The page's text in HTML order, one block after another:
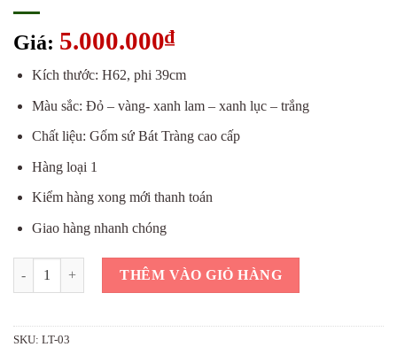
Giá: 5.000.000₫
Kích thước: H62, phi 39cm
Màu sắc: Đỏ – vàng- xanh lam – xanh lục – trắng
Chất liệu: Gốm sứ Bát Tràng cao cấp
Hàng loại 1
Kiểm hàng xong mới thanh toán
Giao hàng nhanh chóng
Bình tỏi hút lộc công đào đắp nổi màu xanh lá giá rẻ h40 số lượng
THÊM VÀO GIỎ HÀNG
SKU: LT-03